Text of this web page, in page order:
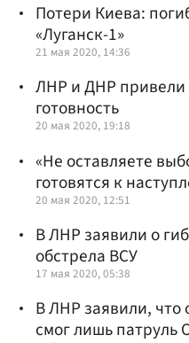
Потери Киева:
«Луганск-1»
21 мая 2020, 14:36
ЛНР и ДНР привели
готовность
20 мая 2020, 19:18
«Не оставляете
готовятся к
20 мая 2020, 12:51
В ЛНР заявили о
обстрела ВСУ
17 мая 2020, 05:38
В ЛНР заявили, что
смог лишь патруль